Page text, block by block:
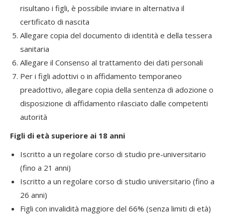
risultano i figli, è possibile inviare in alternativa il
certificato di nascita
Allegare copia del documento di identità e della tessera
sanitaria
Allegare il Consenso al trattamento dei dati personali
Per i figli adottivi o in affidamento temporaneo
preadottivo, allegare copia della sentenza di adozione o
disposizione di affidamento rilasciato dalle competenti
autorità
Figli di età superiore ai 18 anni
Iscritto a un regolare corso di studio pre-universitario
(fino a 21 anni)
Iscritto a un regolare corso di studio universitario (fino a
26 anni)
Figli con invalidità maggiore del 66% (senza limiti di età)